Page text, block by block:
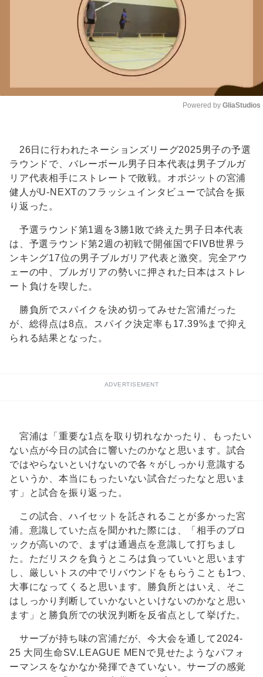
Powered by GliaStudios
26日に行われたネーションズリーグ2025男子の予選
ラウンドで、バレーボール男子日本代表は男子ブルガ
リア代表相手にストレートで敗戦。オポジットの宮浦
健人がU-NEXTのフラッシュインタビューで試合を振
り返った。
予選ラウンド第1週を3勝1敗で終えた男子日本代表
は、予選ラウンド第2週の初戦で開催国でFIVB世界ラ
ンキング17位の男子ブルガリア代表と激突。完全アウ
ェーの中、ブルガリアの勢いに押された日本はストレ
ート負けを喫した。
勝負所でスパイクを決め切ってみせた宮浦だった
が、総得点は8点。スパイク決定率も17.39%まで抑え
られる結果となった。
ADVERTISEMENT
宮浦は「重要な1点を取り切れなかったり、もったい
ない点が今日の試合に響いたのかなと思います。試合
ではやらないといけないので各々がしっかり意識する
というか、本当にもったいない試合だったなと思いま
す」と試合を振り返った。
この試合、ハイセットを託されることが多かった宮
浦。意識していた点を聞かれた際には、「相手のブロ
ックが高いので、まずは通過点を意識して打ちまし
た。ただリスクを負うところは負っていいと思います
し、厳しいトスの中でリバウンドをもらうことも1つ、
大事になってくると思います。勝負所とはいえ、そこ
はしっかり判断していかないといけないのかなと思い
ます」と勝負所での状況判断を反省点として挙げた。
サーブが持ち味の宮浦だが、今大会を通して2024-
25 大同生命SV.LEAGUE MENで見せたようなパフォ
ーマンスをなかなか発揮できていない。サーブの感覚